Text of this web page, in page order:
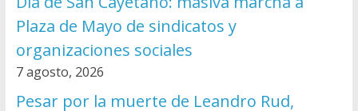
Plaza de Mayo de sindicatos y
organizaciones sociales
7 agosto, 2026
Pesar por la muerte de Leandro Rud,